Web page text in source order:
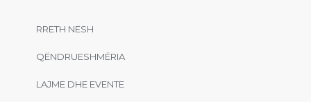
RRETH NESH
QËNDRUESHMËRIA
LAJME DHE EVENTE